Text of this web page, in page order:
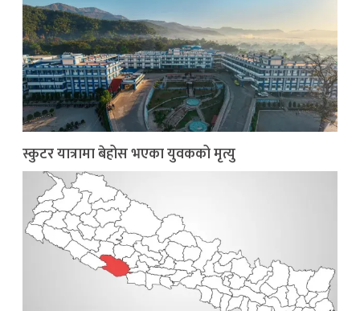
स्कुटर यात्रामा बेहोस भएका युवकको मृत्यु